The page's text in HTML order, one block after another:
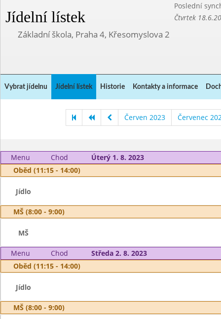
Jídelní lístek
Poslední
Čtvrtek
Základní škola, Praha 4, Křesomyslova 2
Vybrat jídelnu Jídelní lístek Historie Kontakty a informace
Červen 2023 Červenec
Menu Chod
Úterý 1. 8. 2023
Oběd (11:15 - 14:00)
Jídlo
MŠ (8:00 - 9:00)
MŠ
Menu Chod
Středa 2. 8. 2023
Oběd (11:15 - 14:00)
Jídlo
MŠ (8:00 - 9:00)